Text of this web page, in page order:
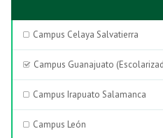
Campus Celaya Salvatierra
Campus Guanajuato
Campus Irapuato Salamanca
Campus León